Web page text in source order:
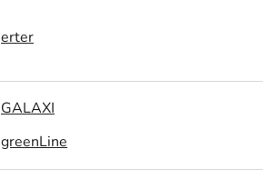
erter
GALAXI
greenLine